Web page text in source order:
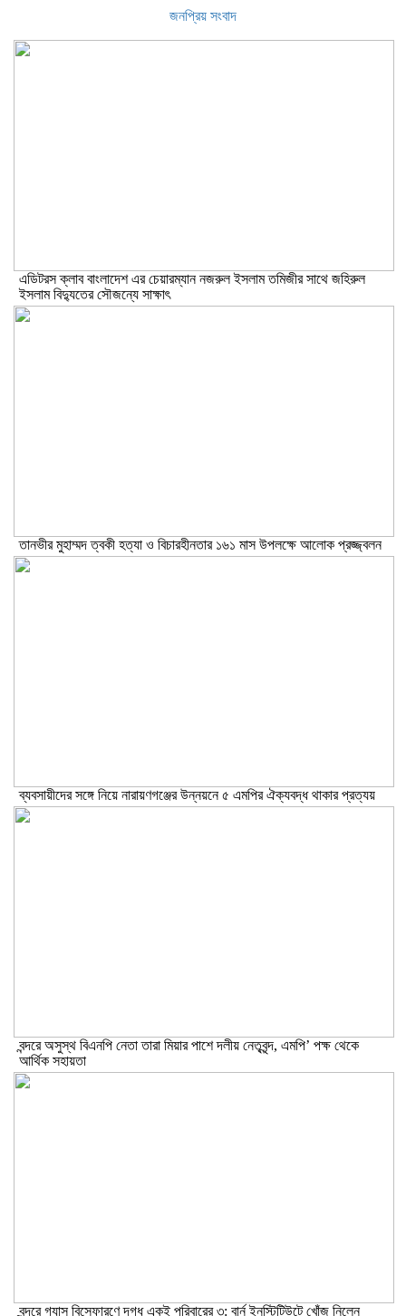
জনপ্রিয় সংবাদ
এডিটরস ক্লাব বাংলাদেশ এর চেয়ারম্যান নজরুল ইসলাম তমিজীর সাথে জহিরুল
ইসলাম বিদ্যুতের সৌজন্যে সাক্ষাৎ
তানভীর মুহাম্মদ ত্বকী হত্যা ও বিচারহীনতার ১৬১ মাস উপলক্ষে আলোক প্রজ্জ্বলন
ব্যবসায়ীদের সঙ্গে নিয়ে নারায়ণগঞ্জের উন্নয়নে ৫ এমপির ঐক্যবদ্ধ থাকার প্রত্যয়
বন্দরে অসুস্থ বিএনপি নেতা তারা মিয়ার পাশে দলীয় নেতৃবৃন্দ, এমপি’ পক্ষ থেকে
আর্থিক সহায়তা
বন্দরে গ্যাস বিস্ফোরণে দগ্ধ একই পরিবারের ৩: বার্ন ইনস্টিটিউটে খোঁজ নিলেন